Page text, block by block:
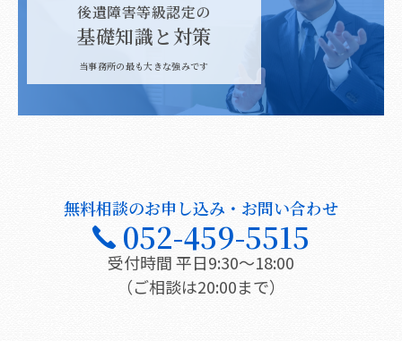
後遺障害等級認定の
基礎知識と対策
当事務所の最も大きな強みです
無料相談のお申し込み・お問い合わせ
052-459-5515
受付時間 平日9:30〜18:00
（ご相談は20:00まで）